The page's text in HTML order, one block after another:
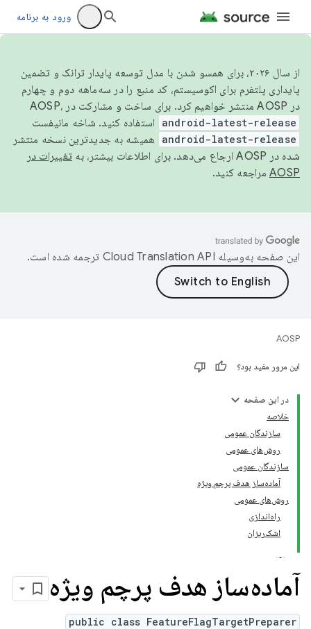
ورود به برنامه
از سال ۲۰۲۶، برای همسو شدن با مدل توسعه پایدار ترانک و تضمین
پایداری پلتفرم برای اکوسیستم، کد منبع را در سه‌ماهه دوم و چهارم
در AOSP منتشر خواهیم کرد. برای ساخت و مشارکت در AOSP،
android-latest-release استفاده کنید. شاخه مانیفست
android-latest-release
همیشه به جدیدترین نسخه منتشر
شده در AOSP ارجاع می‌دهد. برای اطلاعات بیشتر، به
تغییرات در
AOSP مراجعه کنید.
این صفحه به‌وسیله ترجمه شده است.
AOSP
این مرور مفید بود؟
در این صفحه
خلاصه
سازندگان عمومی
روش‌های عمومی
سازندگان عمومی
آماده‌ساز هدف پرچم ویژه
روش‌های عمومی
راه‌اندازی
اشک‌ریزان
آماده‌ساز هدف پرچم ویژه
public class FeatureFlagTargetPreparer